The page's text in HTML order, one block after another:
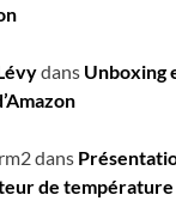
dans Unboxing
dans
de